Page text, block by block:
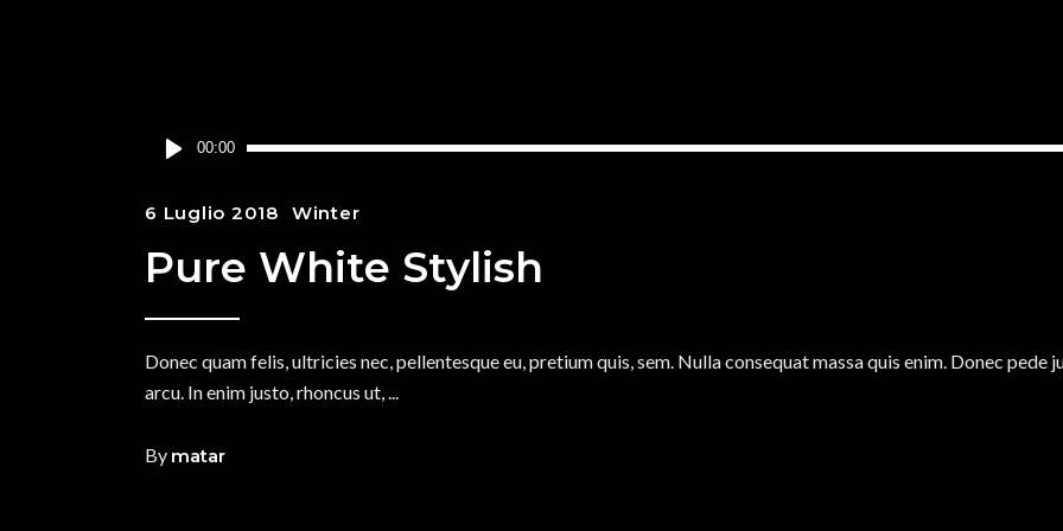
Audio
00:00
6 Luglio 2018 Winter
Pure White Stylish
Donec quam felis, ultricies nec, pellentesque eu, pretium quis, sem. Nulla consequat massa quis enim. Donec
arcu. In enim justo, rhoncus ut,
By matar